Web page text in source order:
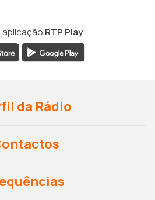
aplicação RTP Play
da Rádio